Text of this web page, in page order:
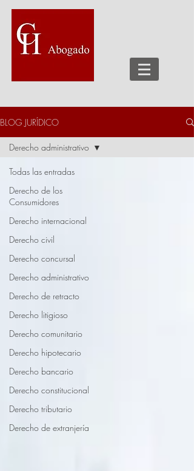
BLOG JURÍDICO
Todas las entradas
Derecho de los
Consumidores
Derecho internacional
Derecho civil
Derecho concursal
Derecho administrativo
Derecho de retracto
Derecho litigioso
Derecho comunitario
Derecho hipotecario
Derecho bancario
Derecho constitucional
Derecho tributario
Derecho de extranjería
Derecho administrativo